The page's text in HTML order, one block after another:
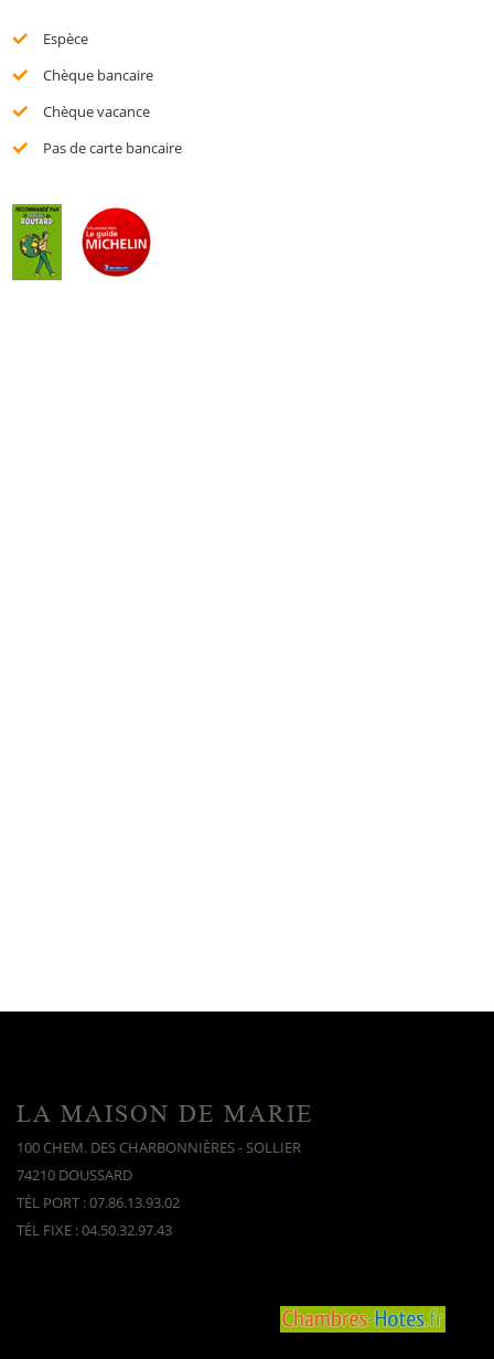
Espèce
Chèque bancaire
Chèque vacance
Pas de carte bancaire
LA MAISON DE MARIE
100 CHEM. DES CHARBONNIÈRES - SOLLIER
74210 DOUSSARD
TÉL PORT : 07.86.13.93.02
TÉL FIXE : 04.50.32.97.43